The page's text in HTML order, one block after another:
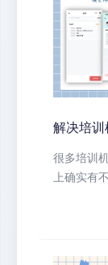
解决培训
很多培训
上确实有